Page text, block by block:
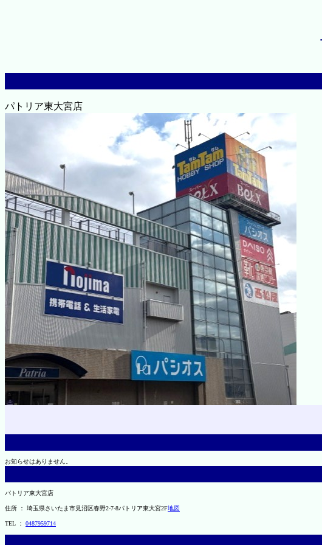
パトリア東大宮店
お知らせはありません。
パトリア東大宮店
住所 ： 埼玉県さいたま市見沼区春野2-7-8パトリア東大宮2F地図
TEL ： 0487959714